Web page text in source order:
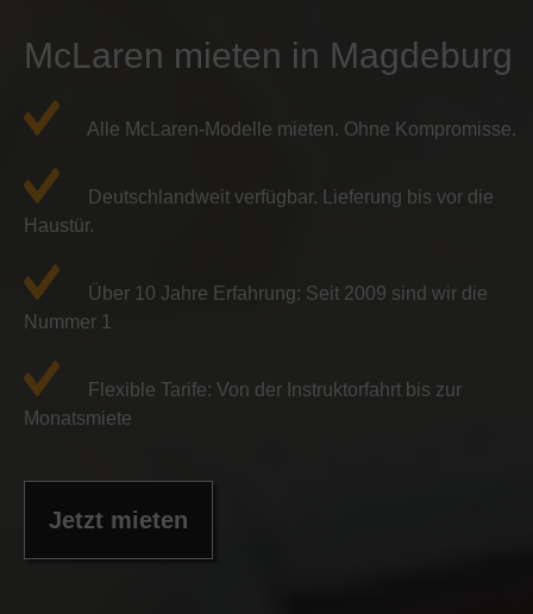
McLaren mieten in Magdeburg
Alle McLaren-Modelle mieten. Ohne Kompromisse.
Deutschlandweit verfügbar. Lieferung bis vor die
Haustür.
Über 10 Jahre Erfahrung: Seit 2009 sind wir die
Nummer 1
Flexible Tarife: Von der Instruktorfahrt bis zur
Monatsmiete
Jetzt mieten